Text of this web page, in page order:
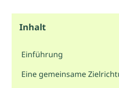
Inhalt
Einführung
Eine gemeinsame